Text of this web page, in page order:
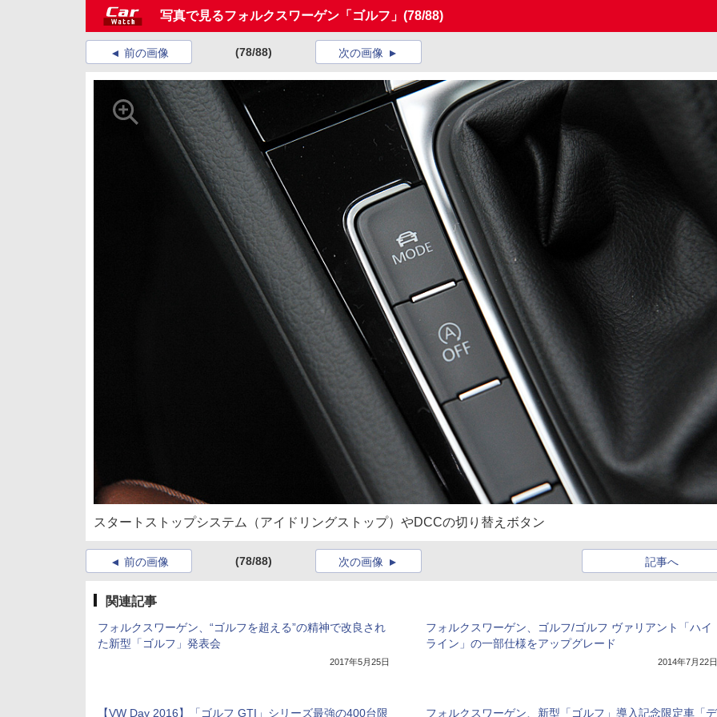
写真で見るフォルクスワーゲン「ゴルフ」 (78/88)
前の画像 (78/88) 次の画像
スタートストップシステム（アイドリングストップ）やDCCの切り替えボタン
前の画像 (78/88) 記事へ
次の画像
関連記事
フォルクスワーゲン、“ゴルフを超える”の精神で改良され
た新型「ゴルフ」発表会
2017年5月25日
フォルクスワーゲン、ゴルフ/ゴルフ ヴァリアント「ハイ
ライン」の一部仕様をアップグレード
2014年7月22日
【VW Day 2016】「ゴルフ GTI」シリーズ最強の400台限 フォルクスワーゲン、新型「ゴルフ」導入記念限定車「デ